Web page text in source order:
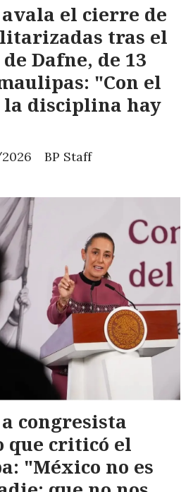
el cierre de
tras el
Dafne, de 13
"Con el
disciplina hay
BP Staff
congresista
que criticó el
"México no es